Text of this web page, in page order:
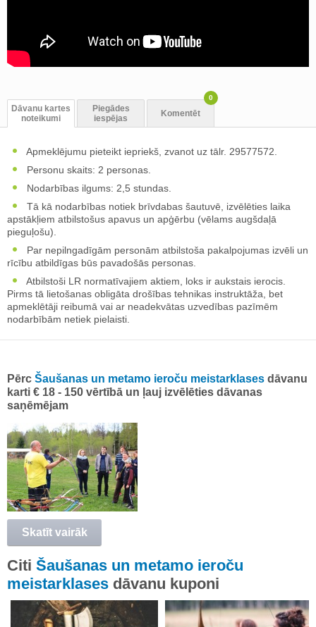
Dāvanu kartes
noteikumi
Piegādes
iespējas
Komentēt
0
Apmeklējumu pieteikt iepriekš, zvanot uz tālr. 29577572.
Personu skaits: 2 personas.
Nodarbības ilgums: 2,5 stundas.
Tā kā nodarbības notiek brīvdabas šautuvē, izvēlēties laika
apstākļiem atbilstošus apavus un apģērbu (vēlams augšdaļā
pieguļošu).
Par nepilngadīgām personām atbilstoša pakalpojumas izvēli un
rīcību atbildīgas būs pavadošās personas.
Atbilstoši LR normatīvajiem aktiem, loks ir aukstais ierocis.
Pirms tā lietošanas obligāta drošības tehnikas instruktāža, bet
apmeklētāji reibumā vai ar neadekvātas uzvedības pazīmēm
nodarbībām netiek pielaisti.
Pērc Šaušanas un metamo ieroču meistarklases dāvanu
karti € 18 - 150 vērtībā un ļauj izvēlēties dāvanas
saņēmējam
Skatīt vairāk
Citi Šaušanas un metamo ieroču
meistarklases dāvanu kuponi